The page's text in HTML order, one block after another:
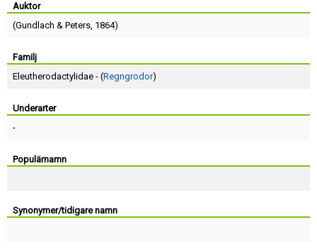
Auktor
(Gundlach & Peters, 1864)
Familj
Eleutherodactylidae - (Regngrodor)
Underarter
-
Populärnamn
Synonymer/tidigare namn
Terms of Service
Skapa konto